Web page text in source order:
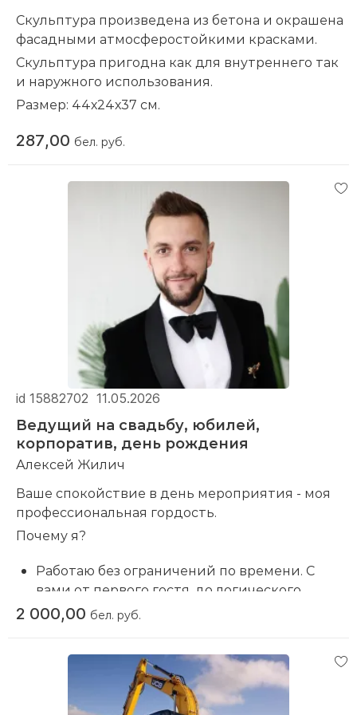
5. Собственный большой парк (тралы,
самосвалы, погрузчики, бульдозера и другая
техника). Мы доставим экскаватор на объект на
собственном трале!
Скульптура произведена из бетона и окрашена
фасадными атмосферостойкими красками.
Скульптура пригодна как для внутреннего так
и наружного использования.
Размер: 44х24х37 см.
Материал:Бетон
Состояние:Новое
287,00 бел. руб.
id 15882702 11.05.2026
Ведущий на свадьбу, юбилей,
корпоратив, день рождения
Алексей Жилич
Ваше спокойствие в день мероприятия - моя
профессиональная гордость.
Почему я?
Работаю без ограничений по времени. С
вами от первого гостя, до логического
завершения праздника.
Показываю фокусное шоу. Вовлекаю гостей,
серьезными дядями и создаю изюминку
вечера — повод для удивленных фото и
разговоров.
2 000,00 бел. руб.